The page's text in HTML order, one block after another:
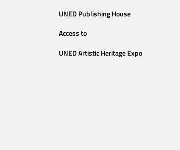
UNED Publishing House
Access to
UNED Artistic Heritage Expo